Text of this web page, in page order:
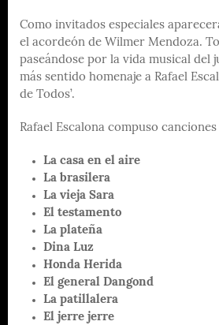
Como invitados especiales
el acordeón de Wilmer Mendoza.
paseándose por la vida musical del
más sentido homenaje a Rafael
de Todos’.
Rafael Escalona compuso
La casa en el aire
La brasilera
La vieja Sara
El testamento
La plateña
Dina Luz
Honda Herida
El general Dangond
La patillalera
El jerre jerre